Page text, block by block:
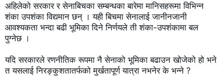
अहिलेको सरकार र सेनाबिचका सम्बन्धका बारेमा मानिसहरूमा विभिन्न
शंका उपशंका विद्यमान छन् । यही बिचमा सेनालाई जानीनजानी
आवश्यकता भन्दा बढी भूमिका दिने निर्णयले ती शंका-उपशंकामा बल
पुग्नेछ ।
यदि सरकारले रणनीतिक रूपमा नै सेनाको भूमिका बढाउन खोजेको हो भने
त यसलाई निरङ्कुशतातर्फको मुर्खतापूर्ण यात्रा नभनेर के भन्ने ?